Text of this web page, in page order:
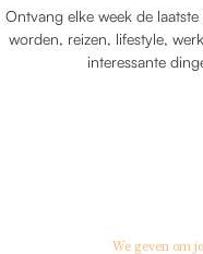
Ontvang elke week de
worden, reizen, lifestyle,
interessante
We geven om